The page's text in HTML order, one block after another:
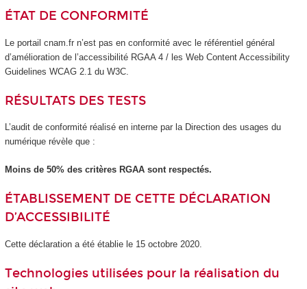
ÉTAT DE CONFORMITÉ
Le portail cnam.fr n’est pas en conformité avec le référentiel général
d’amélioration de l’accessibilité RGAA 4 / les Web Content Accessibility
Guidelines WCAG 2.1 du W3C.
RÉSULTATS DES TESTS
L’audit de conformité réalisé en interne par la Direction des usages du
numérique révèle que :
Moins de 50% des critères RGAA sont respectés.
ÉTABLISSEMENT DE CETTE DÉCLARATION
D’ACCESSIBILITÉ
Cette déclaration a été établie le 15 octobre 2020.
Technologies utilisées pour la réalisation du